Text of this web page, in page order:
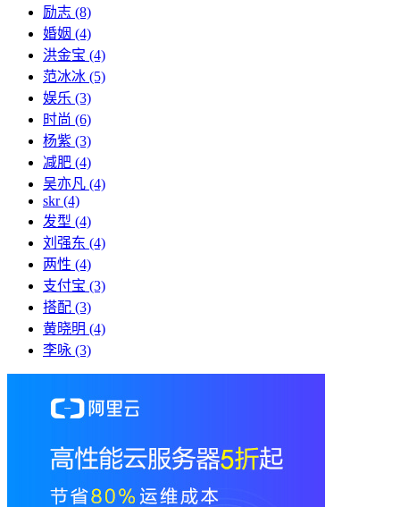
励志 (8)
婚姻 (4)
洪金宝 (4)
范冰冰 (5)
娱乐 (3)
时尚 (6)
杨紫 (3)
减肥 (4)
吴亦凡 (4)
skr(4)
发型 (4)
刘强东 (4)
两性 (4)
支付宝 (3)
搭配 (3)
黄晓明 (4)
李咏 (3)